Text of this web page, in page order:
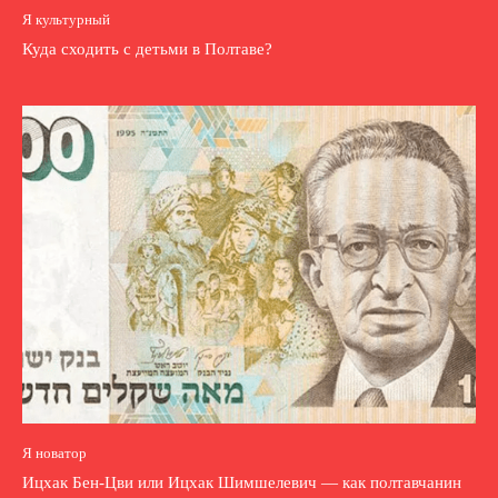
Я культурный
Куда сходить с детьми в Полтаве?
Я новатор
Ицхак Бен-Цви или Ицхак Шимшелевич — как полтавчанин